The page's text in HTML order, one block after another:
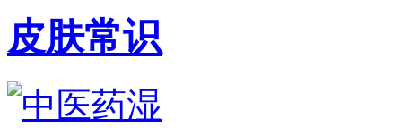
皮肤常识